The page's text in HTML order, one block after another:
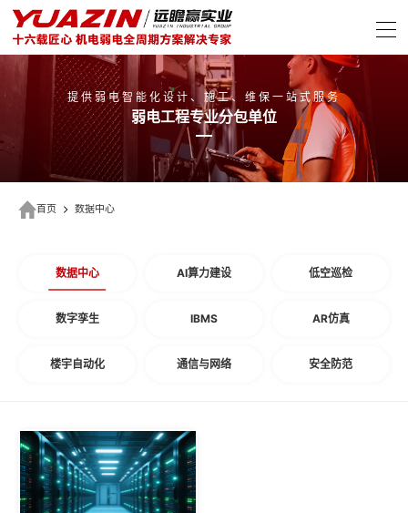
提供弱电智能化设计、施工、维保一站式服务
弱电工程专业分包单位
首页 数据中心
数据中心 AI算力建设 低空巡检
数字孪生 IBMS AR仿真
楼宇自动化 通信与网络 安全防范